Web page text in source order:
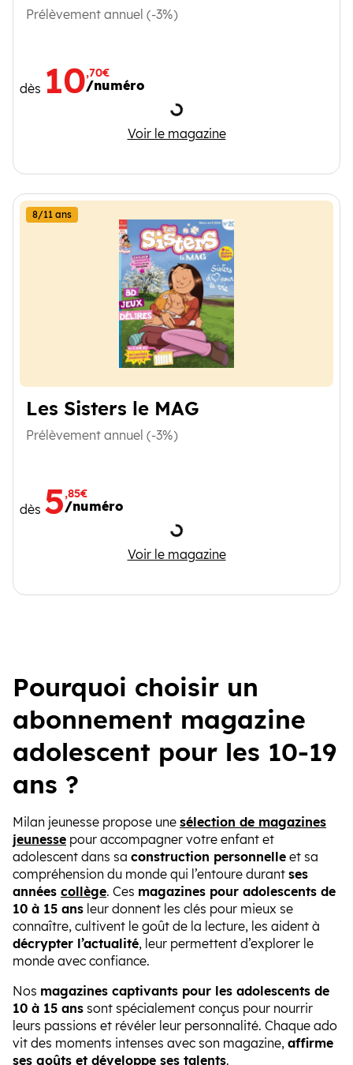
Prélèvement annuel (-3%)
dès 10,70€
/numéro
Chargement
Voir le magazine
Yam Yam
Les Sisters le MAG
8/11 ans
Prélèvement annuel (-3%)
dès 5,85€
/numéro
Chargement
Voir le magazineLes Sisters le MAG
Pourquoi choisir un
abonnement magazine
adolescent pour les 10-19
ans ?
Milan jeunesse propose une sélection de magazines
jeunesse pour accompagner votre enfant et
adolescent dans sa construction personnelle et sa
compréhension du monde qui l’entoure durant ses
années collège. Ces magazines pour adolescents de
10 à 15 ans leur donnent les clés pour mieux se
connaître, cultivent le goût de la lecture, les aident à
décrypter l’actualité, leur permettent d’explorer le
monde avec confiance.
Nos magazines captivants pour les adolescents de
10 à 15 ans sont spécialement conçus pour nourrir
leurs passions et révéler leur personnalité. Chaque ado
vit des moments intenses avec son magazine, affirme
ses goûts et développe ses talents.